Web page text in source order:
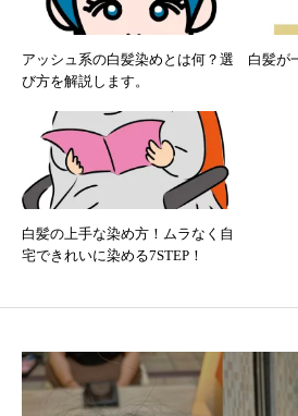
アッシュ系の白髪染めとは何？選
び方を解説します。
白髪が
白髪の上手な染め方！ムラなく自
宅できれいに染める7STEP！